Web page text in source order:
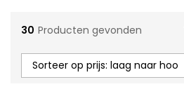
30 Producten gevonden
Sorteer op prijs: laag naar hoog